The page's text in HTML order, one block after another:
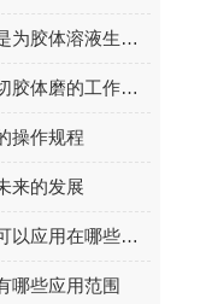
高剪切胶体磨是为胶体溶液生产所设计的
如何提高高剪切胶体磨的工作效率
操作规程
来的发展
高剪切胶体磨可以应用在哪些方面
哪些应用范围